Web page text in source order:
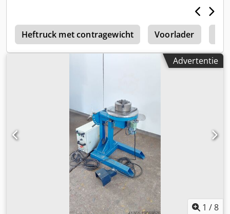
Heftruck met contragewicht Voorlader
Advertentie
1 /8